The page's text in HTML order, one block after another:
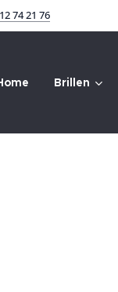
74 21 76
Brillen